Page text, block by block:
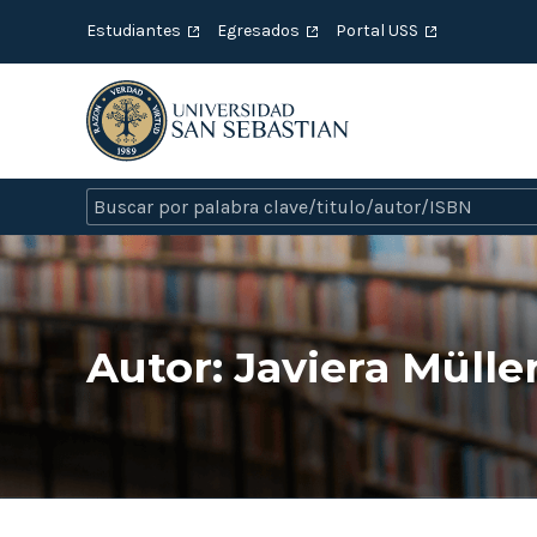
Estudiantes Egresados Portal USS
Autor:Javiera